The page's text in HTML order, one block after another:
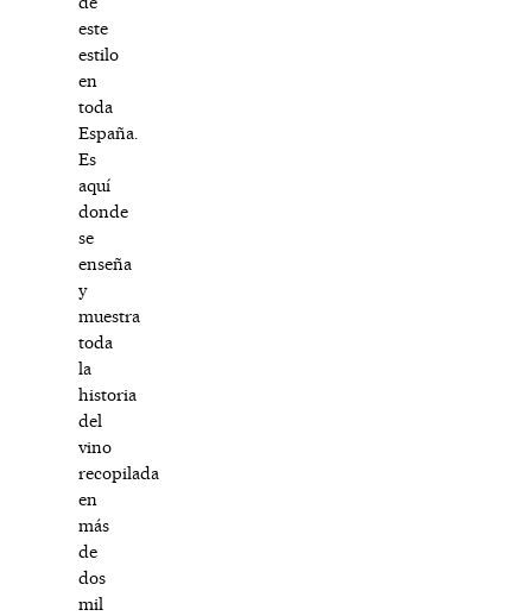
este
estilo
en
toda
España.
Es
aquí
donde
se
enseña
y
muestra
toda
la
historia
del
vino
recopilada
en
más
de
dos
mil